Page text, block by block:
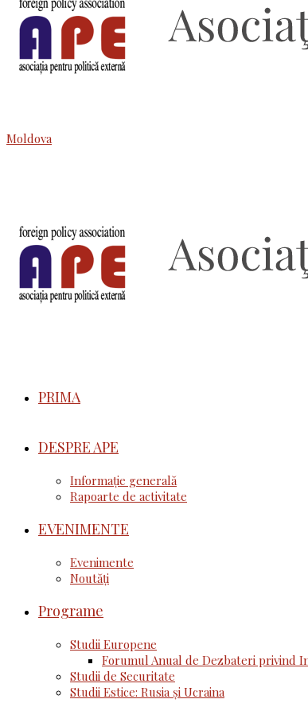
Moldova
PRIMA
DESPRE APE
Informație generală
Rapoarte de activitate
EVENIMENTE
Evenimente
Noutăţi
Programe
Studii Europene
Forumul Anual de Dezbateri privind
Studii de Securitate
Studii Estice: Rusia și Ucraina